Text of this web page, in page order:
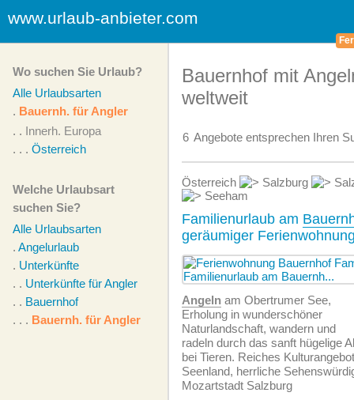
www.urlaub-anbieter.com
Wo suchen Sie Urlaub?
Alle Urlaubsarten
. Bauernh. für Angler
. . Innerh. Europa
. . . Österreich
Welche Urlaubsart
suchen Sie?
Alle Urlaubsarten
. Angelurlaub
. Unterkünfte
. . Unterkünfte für Angler
. . Bauernhof
. . . Bauernh. für Angler
Bauernhof mit
weltweit
6 Angebote entsprechen Ihren
Österreich Salzburg
Seeham
Familienurlaub am
geräumiger
Angeln am Obertrumer See,
Erholung in wunderschöner
Naturlandschaft, wandern und
radeln durch das sanft hügelige
bei Tieren. Reiches
Seenland, herrliche
Mozartstadt Salzburg